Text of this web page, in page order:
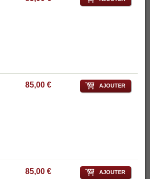
85,00 € AJOUTER
85,00 € AJOUTER